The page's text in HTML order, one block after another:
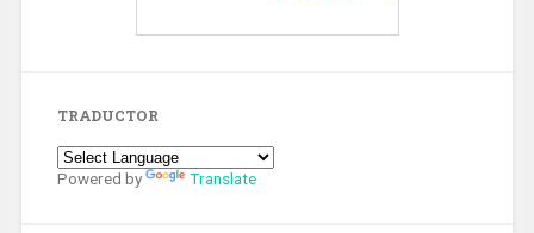
TRADUCTOR
Powered by Translate